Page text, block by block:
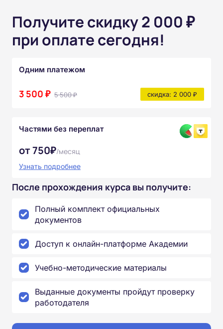
Получите скидку 2 000 ₽
при оплате сегодня!
Одним платежом
3 500 ₽ 5 500 ₽ скидка: 2 000 ₽
Частями без переплат
от 750₽/месяц
Узнать подробнее
После прохождения курса вы получите:
Полный комплект официальных
документов
Доступ к онлайн-платформе Академии
Учебно-методические материалы
Выданные документы пройдут проверку
работодателя